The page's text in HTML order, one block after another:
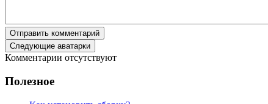
Отправить комментарий
Следующие аватарки
Комментарии отсутствуют
Полезное